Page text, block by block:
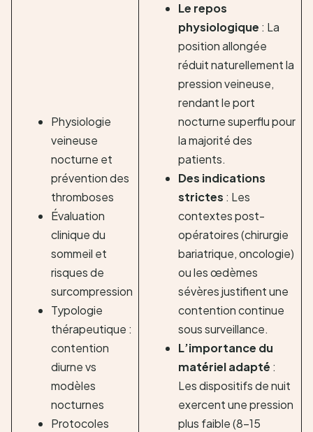
Physiologie
veineuse
nocturne et
prévention des
thromboses
Évaluation
clinique du
sommeil et
risques de
surcompression
Typologie
thérapeutique :
contention
diurne vs
modèles
nocturnes
Protocoles
Le repos
physiologique : La
position allongée
réduit naturellement la
pression veineuse,
rendant le port
nocturne superflu pour
la majorité des
patients.
Des indications
strictes : Les
contextes post-
opératoires (chirurgie
bariatrique, oncologie)
ou les œdèmes
sévères justifient une
contention continue
sous surveillance.
L’importance du
matériel adapté :
Les dispositifs de nuit
exercent une pression
plus faible (8-15